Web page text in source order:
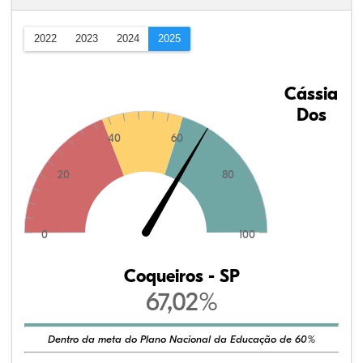
2022 2023 2024 2025
0
20
40 60
80
100
Cássia
Dos
Coqueiros - SP
67,02%
Dentro da meta do Plano Nacional da Educação de 60%